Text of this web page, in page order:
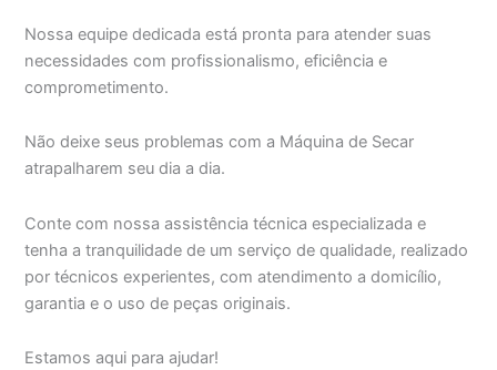
Nossa equipe dedicada está pronta para atender suas
necessidades com profissionalismo, eficiência e
comprometimento.
Não deixe seus problemas com a Máquina de Secar
atrapalharem seu dia a dia.
Conte com nossa assistência técnica especializada e
tenha a tranquilidade de um serviço de qualidade, realizado
por técnicos experientes, com atendimento a domicílio,
garantia e o uso de peças originais.
Estamos aqui para ajudar!